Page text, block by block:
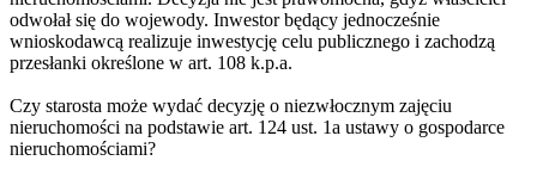
odwołał się do wojewody. Inwestor będący jednocześnie
wnioskodawcą realizuje inwestycję celu publicznego i zachodzą
przesłanki określone w art. 108 k.p.a.
Czy starosta może wydać decyzję o niezwłocznym zajęciu
nieruchomości na podstawie art. 124 ust. 1a ustawy o gospodarce
nieruchomościami?